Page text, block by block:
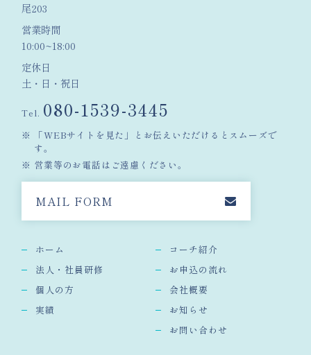
尾203
営業時間
10:00~18:00
定休日
土・日・祝日
Tel. 080-1539-3445
「WEBサイトを見た」とお伝えいただけるとスムーズで
す。
営業等のお電話はご遠慮ください。
MAIL FORM
ホーム
法人・社員研修
個人の方
実績
コーチ紹介
お申込の流れ
会社概要
お知らせ
お問い合わせ